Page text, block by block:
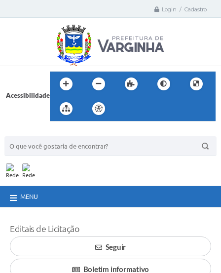
Login / Cadastro
Acessibilidade
MENU
Editais de Licitação
Seguir
Boletim informativo